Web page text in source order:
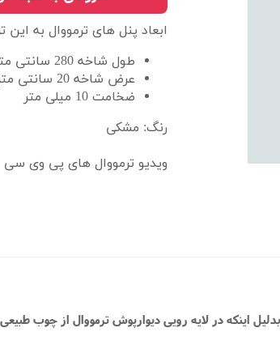
ابعاد پنل های ترمووال به
طول شاخه 280 سانتی متر
عرض شاخه 20 سانتی متر
ضخامت 10 میلی متر
رنگ: مشکی
ویدیو ترمووال های پی وی سی
بدلیل اینکه در لایه رویی دیوارپوش ترمووال از چوب